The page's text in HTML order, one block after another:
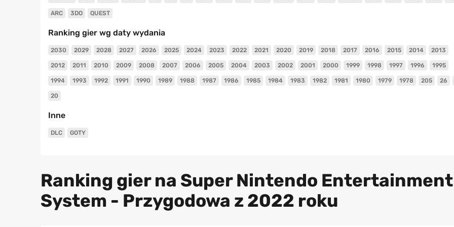
ARC 3DO QUEST
Ranking gier wg daty wydania
2030 2029 2028 2027 2026 2025 2024 2023 2022 2021 2020 2019 2018 2017 2016 2015 2014 2013
2012 2011 2010 2009 2008 2007 2006 2005 2004 2003 2002 2001 2000 1999 1998 1997 1996 1995
1994 1993 1992 1991 1990 1989 1988 1987 1986 1985 1984 1983 1982 1981 1980 1979 1978 205 26
20
Inne
DLC GOTY
Ranking gier na Super Nintendo Entertainment
System - Przygodowa z 2022 roku